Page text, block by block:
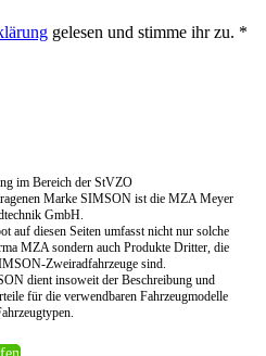
gelesen und stimme ihr zu. *
im Bereich der StVZO
Marke SIMSON ist die MZA Meyer
GmbH.
auf diesen Seiten umfasst nicht nur solche
MZA sondern auch Produkte Dritter, die
Zweiradfahrzeuge sind.
dient insoweit der Beschreibung und
für die verwendbaren Fahrzeugmodelle